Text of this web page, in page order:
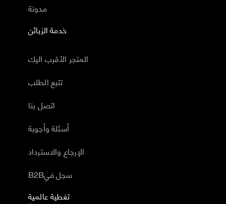
مدونة
خدمة الزبائن
المتجر الأقرب اليك
تتبع الطلب
اتصل بنا
أسئلة وأجوبة
الإرجاع والاسترداد
B2Bسجل في
تغطية عالمية